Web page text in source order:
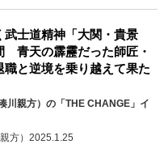
武士道精神「大関・貴景
青天の霹靂だった師匠・
職と逆境を乗り越えて果た
川親方）の「THE CHANGE」イ
方） 2025.1.25